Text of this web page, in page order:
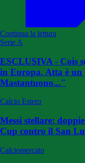
Continua la lettura
Serie A
ESCLUSIVA - Cois
in Europa. Atta è un
Mastantuono..."
Calcio Estero
Messi stellare:
Cup contro il San
Calciomercato